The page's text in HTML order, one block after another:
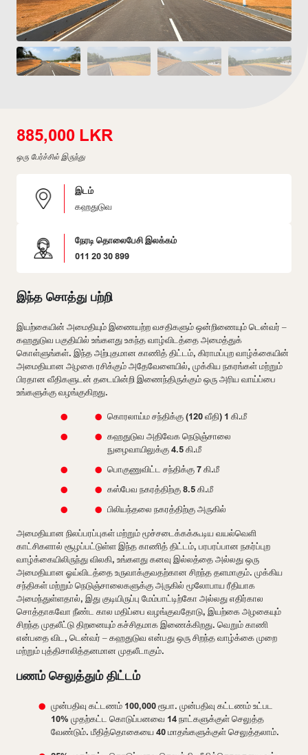
885,000 LKR
ஒரு பேர்ச்சில் இருந்து
இடம்
கஹதுடுவ
நேரடி தொலைபேசி இலக்கம்
011 20 30 899
இந்த சொத்து பற்றி
இயற்கையின் அமைதியும் இணையற்ற வசதிகளும் ஒன்றிணையும் டென்வர் –
கஹதுடுவ பகுதியில் உங்களது உகந்த வாழ்விடத்தை அமைத்துக்
கொள்ளுங்கள். இந்த அற்புதமான காணித் திட்டம், கிராமப்புற வாழ்க்கையின்
அமைதியான அழகை ரசிக்கும் அதேவேளையில், முக்கிய நகரங்கள் மற்றும்
பிரதான வீதிகளுடன் தடையின்றி இணைந்திருக்கும் ஒரு அரிய வாய்ப்பை
உங்களுக்கு வழங்குகிறது.
கொரலாய்ம சந்திக்கு (120 வீதி) 1 கி.மீ
கஹதுடுவ அதிவேக நெடுஞ்சாலை
நுழைவாயிலுக்கு 4.5 கி.மீ
பொகுணுவிட்ட சந்திக்கு 7 கி.மீ
கஸ்பேவ நகரத்திற்கு 8.5 கி.மீ
பிலியந்தலை நகரத்திற்கு அருகில்
அமைதியான நிலப்பரப்புகள் மற்றும் மூச்சடைக்கக்கூடிய வயல்வெளி
காட்சிகளால் சூழப்பட்டுள்ள இந்த காணித் திட்டம், பரபரப்பான நகர்ப்புற
வாழ்க்கையிலிருந்து விலகி, உங்களது கனவு இல்லத்தை அல்லது ஒரு
அமைதியான ஓய்விடத்தை உருவாக்குவதற்கான சிறந்த தளமாகும். முக்கிய
சந்திகள் மற்றும் நெடுஞ்சாலைகளுக்கு அருகில் மூலோபாய ரீதியாக
அமைந்துள்ளதால், இது குடியிருப்பு மேம்பாட்டிற்கோ அல்லது எதிர்கால
சொத்தாகவோ நீண்ட கால மதிப்பை வழங்குவதோடு, இயற்கை அழகையும்
சிறந்த முதலீட்டு திறனையும் கச்சிதமாக இணைக்கிறது. வெறும் காணி
என்பதை விட, டென்வர் – கஹதுடுவ என்பது ஒரு சிறந்த வாழ்க்கை முறை
மற்றும் புத்திசாலித்தனமான முதலீடாகும்.
பணம் செலுத்தும் திட்டம்
முன்பதிவு கட்டணம் 100,000 ரூபா. முன்பதிவு கட்டணம் உட்பட
10% முதற்கட்ட கொடுப்பனவை 14 நாட்களுக்குள் செலுத்த
வேண்டும். மீதித்தொகையை 40 மாதங்களுக்குள் செலுத்தலாம்.